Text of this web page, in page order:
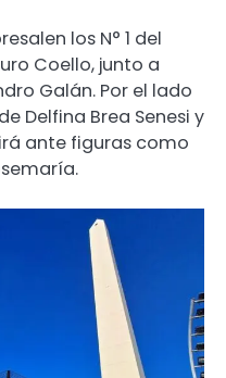
los N° 1 del
Coello, junto a
Galán. Por el lado
Delfina Brea Senesi y
ante figuras como